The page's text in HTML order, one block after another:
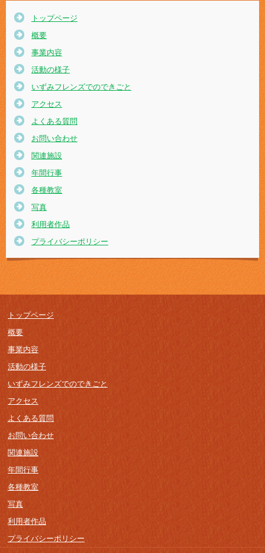
トップページ
概要
事業内容
活動の様子
いずみフレンズでのできごと
アクセス
よくある質問
お問い合わせ
関連施設
年間行事
各種教室
写真
利用者作品
プライバシーポリシー
トップページ
概要
事業内容
活動の様子
いずみフレンズでのできごと
アクセス
よくある質問
お問い合わせ
関連施設
年間行事
各種教室
写真
利用者作品
プライバシーポリシー